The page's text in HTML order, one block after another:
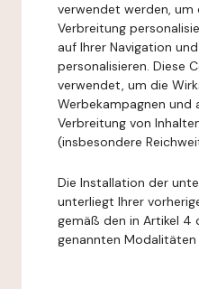
verwendet werden, um
Verbreitung
auf Ihrer Navigation
personalisieren. Diese
verwendet, um die
Werbekampagnen und
Verbreitung von
(insbesondere
Die Installation der
unterliegt Ihrer
gemäß den in Artikel 4
genannten